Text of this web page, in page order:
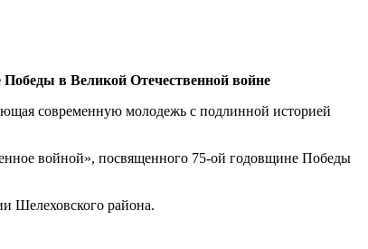
Победы в Великой Отечественной войне
современную молодежь с подлинной историей
войной», посвященного 75-ой годовщине Победы
Шелеховского района.